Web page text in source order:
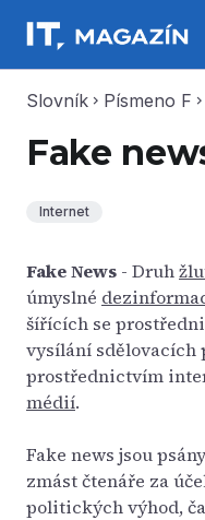
Slovník chevron_right Písmeno F chevron_right
Fake
Internet
Fake News - Druh
úmyslné
šířících se
vysílání sdělovacích
prostřednictvím
médií.
Fake news jsou
zmást čtenáře za
politických výhod,